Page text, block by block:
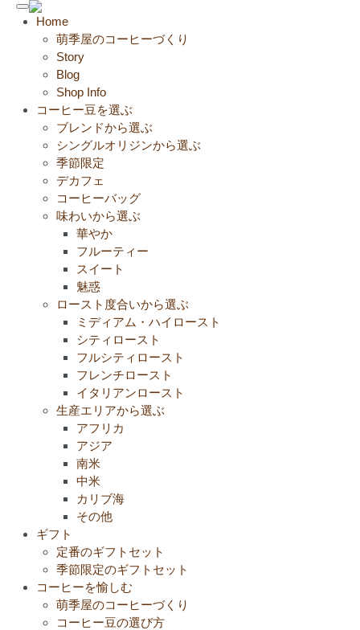
Toggle
navigation
Home
萌季屋のコーヒーづくり
Story
Blog
Shop Info
コーヒー豆を選ぶ
ブレンドから選ぶ
シングルオリジンから選ぶ
季節限定
デカフェ
コーヒーバッグ
味わいから選ぶ
華やか
フルーティー
スイート
魅惑
ロースト度合いから選ぶ
ミディアム・ハイロースト
シティロースト
フルシティロースト
フレンチロースト
イタリアンロースト
生産エリアから選ぶ
アフリカ
アジア
南米
中米
カリブ海
その他
ギフト
定番のギフトセット
季節限定のギフトセット
コーヒーを愉しむ
萌季屋のコーヒーづくり
コーヒー豆の選び方